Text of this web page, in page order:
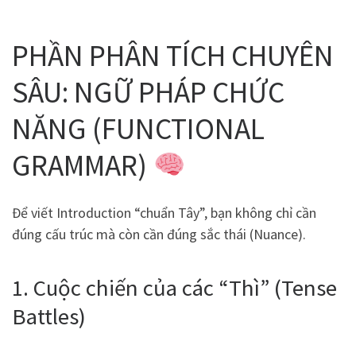
PHẦN PHÂN TÍCH CHUYÊN
SÂU: NGỮ PHÁP CHỨC
NĂNG (FUNCTIONAL
GRAMMAR)
Để viết Introduction “chuẩn Tây”, bạn không chỉ cần
đúng cấu trúc mà còn cần đúng sắc thái (Nuance).
1. Cuộc chiến của các “Thì” (Tense
Battles)